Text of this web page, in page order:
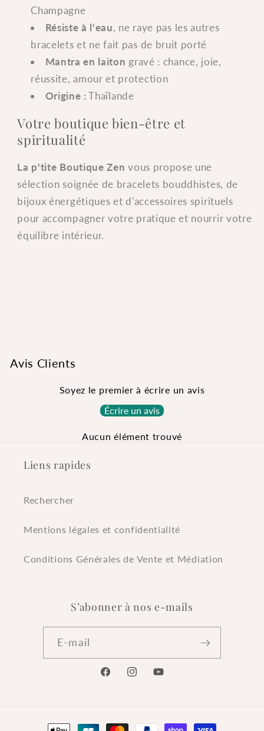
Champagne
Résiste à l'eau, ne raye pas les autres
bracelets et ne fait pas de bruit porté
Mantra en laiton gravé : chance, joie,
réussite, amour et protection
Origine :Thaïlande
Votre boutique bien-être et
spiritualité
La p'tite Boutique Zen vous propose une
sélection soignée de bracelets bouddhistes, de
bijoux énergétiques et d'accessoires spirituels
pour accompagner votre pratique et nourrir votre
équilibre intérieur.
Avis Clients
Soyez le premier à écrire un avis
Écrire un avis
Aucun élément trouvé
Liens rapides
Rechercher
Mentions légales et confidentialité
Conditions Générales de Vente et Médiation
S’abonner à nos e-mails
E-mail
FacebookInstagramYouTube
Moyens